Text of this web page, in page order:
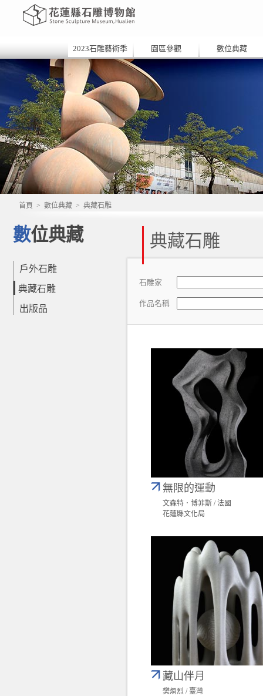
2023石雕藝術季 園區參觀 數位典藏
首頁 > 數位典藏 > 典藏石雕
數位典藏
戶外石雕
典藏石雕
出版品
典藏石雕
石雕家
作品名稱
無限的運動
文森特．博菲斯 / 法國
花蓮縣文化局
藏山伴月
樊烱烈 / 臺灣